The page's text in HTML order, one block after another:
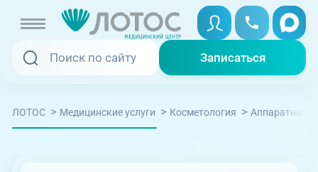
Записаться
Записаться
Услуги и цены
Записаться онлайн
Вызвать скорую
ЛОТОС > Медицинские услуги > Косметология > Аппаратная